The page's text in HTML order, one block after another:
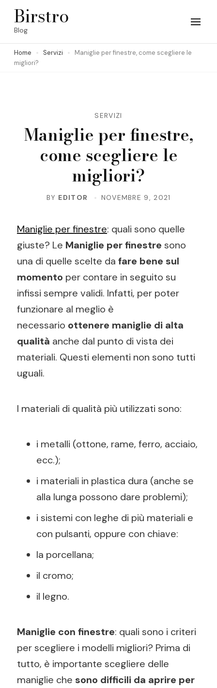
Skip
(Press
Birstro
Blog
Home Servizi
Maniglie per finestre, come scegliere le
migliori?
SERVIZI
Maniglie per finestre,
come scegliere le
migliori?
BY EDITOR NOVEMBRE 9, 2021
Maniglie per finestre: quali sono quelle
giuste? Le Maniglie per finestre sono
una di quelle scelte da fare bene sul
momento per contare in seguito su
infissi sempre validi. Infatti, per poter
funzionare al meglio è
necessario ottenere maniglie di alta
qualità anche dal punto di vista dei
materiali. Questi elementi non sono tutti
uguali.
I materiali di qualità più utilizzati sono:
i metalli (ottone, rame, ferro, acciaio,
ecc.);
i materiali in plastica dura (anche se
alla lunga possono dare problemi);
i sistemi con leghe di più materiali e
con pulsanti, oppure con chiave:
la porcellana;
il cromo;
il legno.
Maniglie con finestre: quali sono i criteri
per scegliere i modelli migliori? Prima di
tutto, è importante scegliere delle
maniglie che sono difficili da aprire per